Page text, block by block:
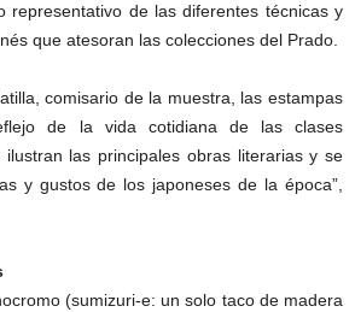
representativo de las diferentes técnicas y
que atesoran las colecciones del Prado.
comisario de la muestra, las estampas
de la vida cotidiana de las clases
ilustran las principales obras literarias y se
y gustos de los japoneses de la época”,
(sumizuri-e: un solo taco de madera